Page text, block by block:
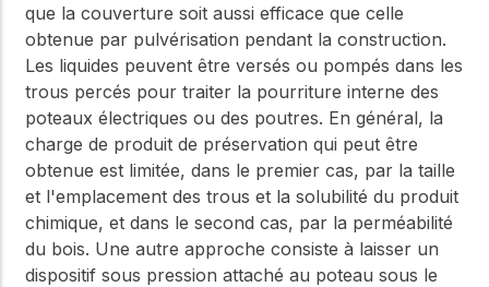
que la couverture soit aussi efficace que celle
obtenue par pulvérisation pendant la construction.
Les liquides peuvent être versés ou pompés dans les
trous percés pour traiter la pourriture interne des
poteaux électriques ou des poutres. En général, la
charge de produit de préservation qui peut être
obtenue est limitée, dans le premier cas, par la taille
et l'emplacement des trous et la solubilité du produit
chimique, et dans le second cas, par la perméabilité
du bois. Une autre approche consiste à laisser un
dispositif sous pression attaché au poteau sous le